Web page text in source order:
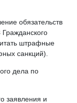
обязательств
штрафные
санкций).
дела по
заявления и